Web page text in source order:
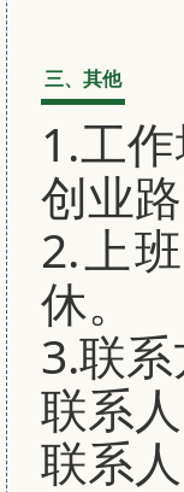
三、其他
1.工
创业
2.上
休。
3.联
联系
联系